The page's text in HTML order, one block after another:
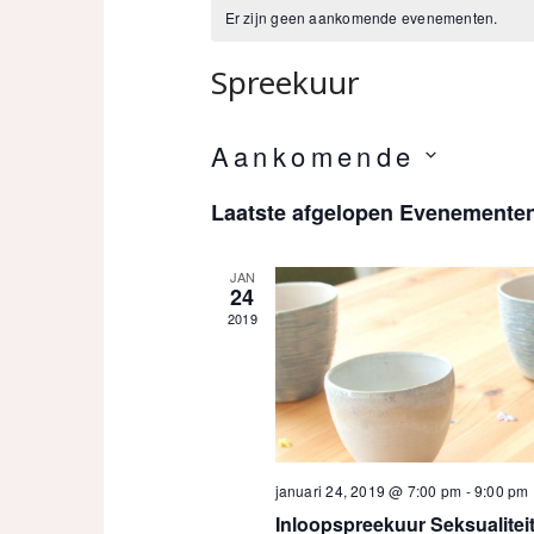
Er zijn geen aankomende evenementen.
Spreekuur
Aankomende
Laatste afgelopen
JAN
24
2019
januari 24, 2019 @ 7:00 pm -9:00 pm
Inloopspreekuur